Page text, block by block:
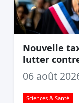
Nouvelle
lutter
06 août
Sciences & Santé